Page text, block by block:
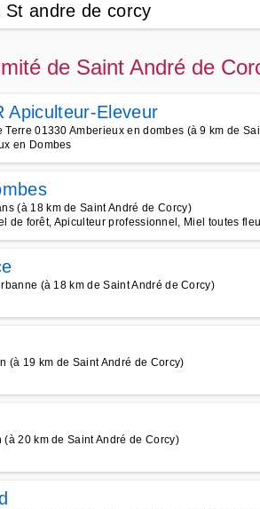
St andre de corcy
de Saint André de
Apiculteur-Eleveur
01330 Amberieux en dombes (à 9 km de
en Dombes
(à 18 km de Saint André de Corcy)
de forêt, Apiculteur professionnel, Miel toutes
(à 18 km de Saint André de Corcy)
(à 19 km de Saint André de Corcy)
20 km de Saint André de Corcy)